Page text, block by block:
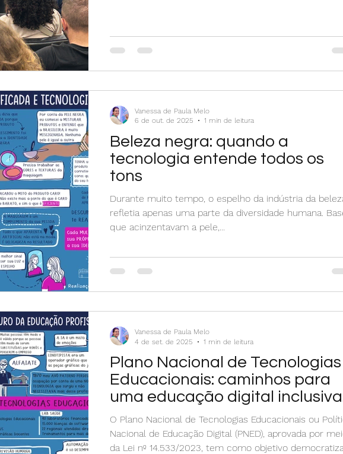
Beleza negra: quando a
tecnologia entende todos os
tons
Durante muito tempo, o espelho da indústria da
refletia apenas uma parte da diversidade humana.
que acinzentavam a pele,...
Vanessa de Paula Melo
6 de out. de 2025
1 min de leitura
Plano Nacional de Tecnologias
Educacionais: caminhos para
uma educação digital inclusiva
no Brasil
O Plano Nacional de Tecnologias Educacionais ou
Nacional de Educação Digital (PNED), aprovada por
da Lei nº 14.533/2023, tem como objetivo
Vanessa de Paula Melo
4 de set. de 2025
1 min de leitura